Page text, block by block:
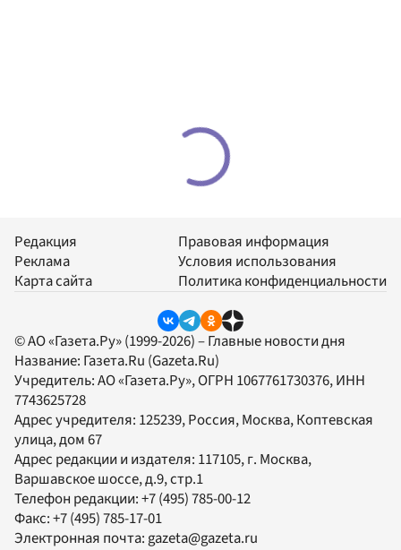
Редакция
Реклама
Карта сайта
Правовая информация
Условия использования
Политика конфиденциальности
© АО «Газета.Ру» (1999-2026) – Главные новости дня
Название: Газета.Ru (Gazeta.Ru)
Учредитель:АО «Газета.Ру», ОГРН 1067761730376, ИНН
7743625728
Адрес учредителя: 125239, Россия, Москва, Коптевская
улица, дом 67
Адрес редакции и издателя: 117105, г. Москва,
Варшавское шоссе, д.9, стр.1
Телефон редакции:+7 (495) 785-00-12
Факс:+7 (495) 785-17-01
Электронная почта: gazeta@gazeta.ru